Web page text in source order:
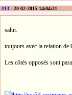
#13 - 20-02-2015 14:04:31
salut.
toujours avec la relation de
Les côtés opposés sont